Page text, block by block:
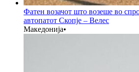
Фатен возачот што возеше во
автопатот Скопје – Велес
Македонија•